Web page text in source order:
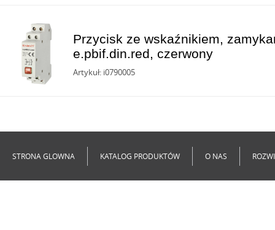
Przycisk ze wskaźnikiem,
e.pbif.din.red, czerwony
Artykuł: i0790005
STRONA GLOWNA KATALOG PRODUKTÓW O NAS